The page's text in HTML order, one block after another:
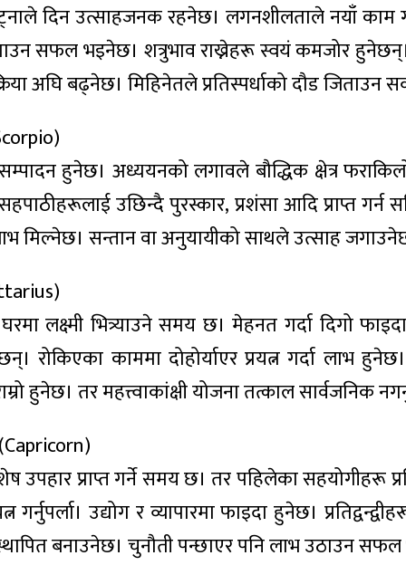
दिन उत्साहजनक रहनेछ। लगनशीलताले नयाँ काम
सफल भइनेछ। शत्रुभाव राख्नेहरू स्वयं कमजोर
अघि बढ्नेछ। मिहिनेतले प्रतिस्पर्धाको दौड जिताउन
हुनेछ। अध्ययनको लगावले बौद्धिक क्षेत्र फराकिलो
उछिन्दै पुरस्कार, प्रशंसा आदि प्राप्त गर्न
मिल्नेछ। सन्तान वा अनुयायीको साथले उत्साह
लक्ष्मी भित्र्याउने समय छ। मेहनत गर्दा दिगो
रोकिएका काममा दोहोर्याएर प्रयत्न गर्दा लाभ
हुनेछ। तर महत्त्वाकांक्षी योजना तत्काल सार्वजनिक
उपहार प्राप्त गर्ने समय छ। तर पहिलेका सहयोगीहरू
गर्नुपर्ला। उद्योग र व्यापारमा फाइदा हुनेछ।
बनाउनेछ। चुनौती पन्छाएर पनि लाभ उठाउन